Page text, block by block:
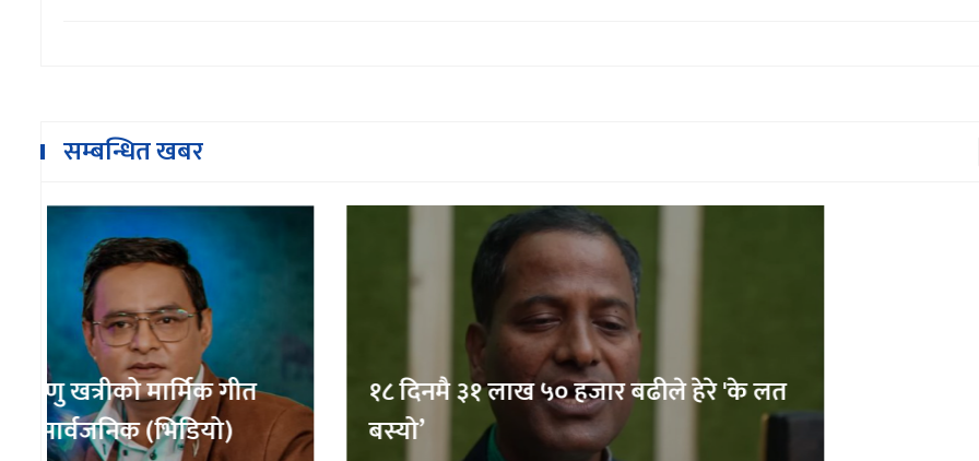
सम्बन्धित खबर
१८ दिनमै ३१ लाख ५० हजार बढीले हेरे 'के लत
बस्यो’
अभिनेत्री एलिजा गौतम नागरिक उन्मुक्ति
पार्टीमा प्रवेश